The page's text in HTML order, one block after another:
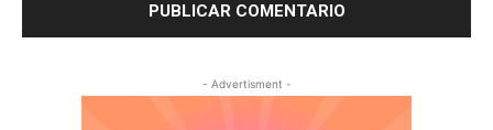
- Advertisment -